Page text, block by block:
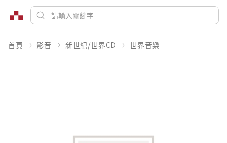
首頁 影音 新世紀/世界CD 世界音樂